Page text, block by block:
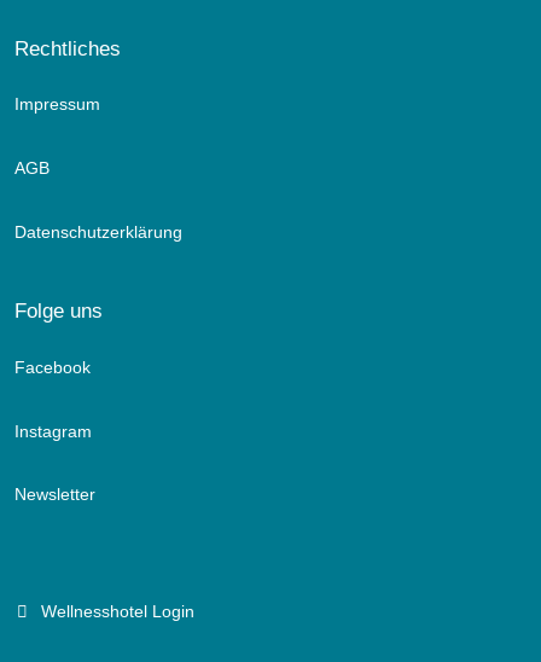
Rechtliches
Impressum
AGB
Datenschutzerklärung
Folge uns
Facebook
Instagram
Newsletter
Wellnesshotel Login